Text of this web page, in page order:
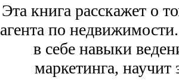
Эта книга расскажет о
агента по
в себе навыки
маркетинга,